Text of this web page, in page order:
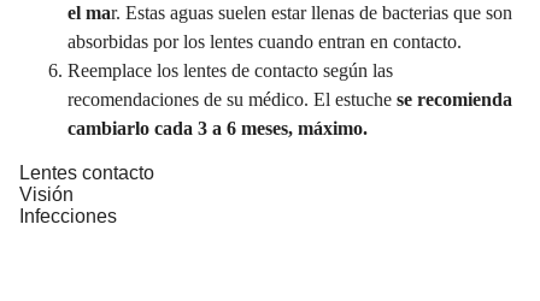
el mar. Estas aguas suelen estar llenas de bacterias que son
absorbidas por los lentes cuando entran en contacto.
Reemplace los lentes de contacto según las
recomendaciones de su médico. El estuche se recomienda
cambiarlo cada 3 a 6 meses, máximo.
Lentes contacto
Visión
Infecciones